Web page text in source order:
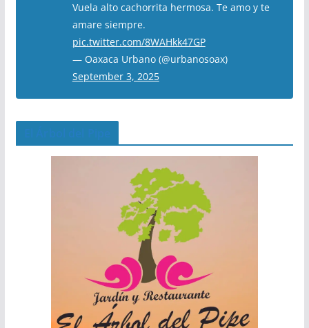
Vuela alto cachorrita hermosa. Te amo y te
amare siempre.
pic.twitter.com/8WAHkk47GP
— Oaxaca Urbano (@urbanosoax)
September 3, 2025